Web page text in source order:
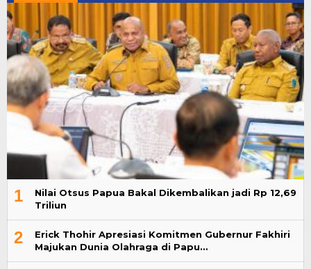
1
Nilai Otsus Papua Bakal Dikembalikan jadi Rp 12,69
Triliun
2
Erick Thohir Apresiasi Komitmen Gubernur Fakhiri
Majukan Dunia Olahraga di Papu…